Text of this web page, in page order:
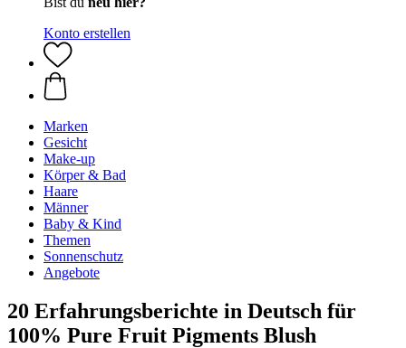
Konto erstellen
Marken
Gesicht
Make-up
Körper & Bad
Haare
Männer
Baby & Kind
Themen
Sonnenschutz
Angebote
20 Erfahrungsberichte in Deutsch für
100% Pure Fruit Pigments Blush